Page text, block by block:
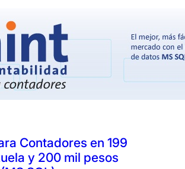
Contadores en 199
y 200 mil pesos